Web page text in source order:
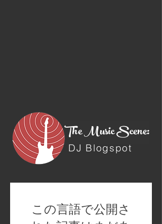
The Music Scene:
DJ Blogspot
この言語で公開さ